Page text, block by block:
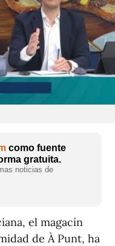
como fuente
gratuita.
noticias de
, el magacín
de À Punt, ha